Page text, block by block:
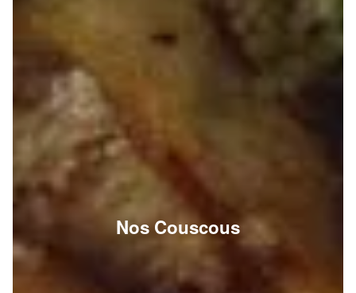
Nos Couscous